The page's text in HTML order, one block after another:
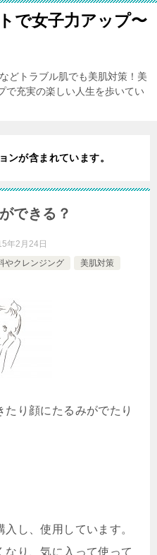
で女子力アップ〜
どトラブル肌でも美肌対策！美
で充実の楽しい人生を歩いてい
ンが含まれています。
できる？
年2月24日
やクレンジング
美肌対策
り顔にたるみがでたり
し、使用しています。
なり、気に入って使って